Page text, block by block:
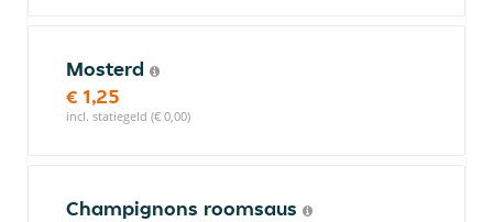
Mosterd
€ 1,25
incl. statiegeld (€ 0,00)
Champignons roomsaus